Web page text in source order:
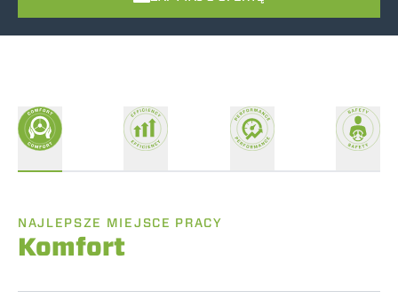
NAJLEPSZE MIEJSCE PRACY
Komfort